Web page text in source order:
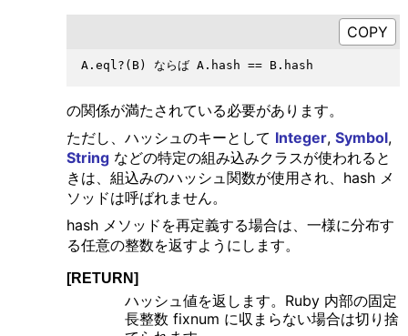
の関係が満たされている必要があります。
ただし、ハッシュのキーとして Integer, Symbol,
Stringなどの特定の組み込みクラスが使われると
きは、組込みのハッシュ関数が使用され、hash メ
ソッドは呼ばれません。
hash メソッドを再定義する場合は、一様に分布す
る任意の整数を返すようにします。
[RETURN]
ハッシュ値を返します。Ruby 内部の固定
長整数 fixnum に収まらない場合は切り捨